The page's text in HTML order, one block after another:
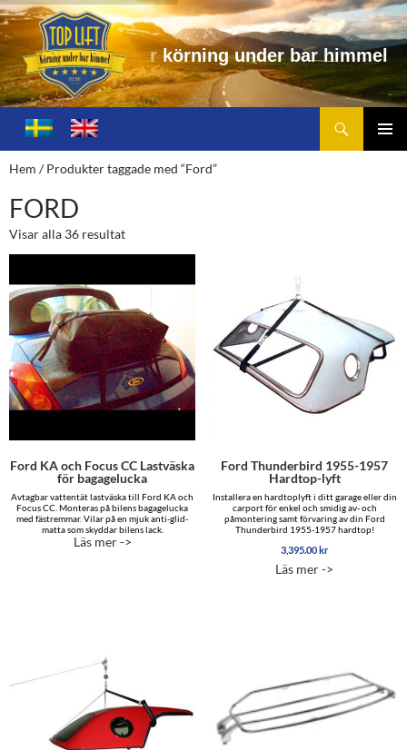
r bar himme
Toplift.se – för körning under bar himmel
HOPPA
TILL
INNEHÅLL
Hem / Produkter taggade med “Ford”
FORD
Visar alla 36 resultat
Ford KA och Focus CC Lastväska
för bagagelucka
Avtagbar vattentät lastväska till Ford KA och
Focus CC. Monteras på bilens bagagelucka
med fästremmar. Vilar på en mjuk anti-glid-
matta som skyddar bilens lack.
Läs mer ->
Ford Thunderbird 1955-1957
Hardtop-lyft
Installera en hardtoplyft i ditt garage eller din
carport för enkel och smidig av- och
påmontering samt förvaring av din Ford
Thunderbird 1955-1957 hardtop!
3,395.00 kr
Läs mer ->